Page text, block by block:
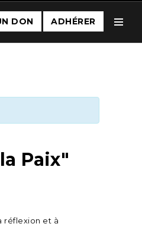
DE LA PAIX
- Ressources
DON ADHÉRER
Menu
Paix"
réflexion et à